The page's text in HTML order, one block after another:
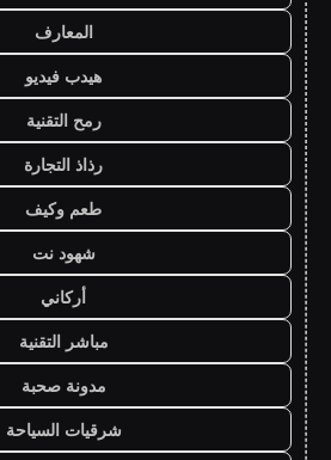
المعارف
هيدب فيديو
رمح التقنية
رذاذ التجارة
طعم وكيف
شهود نت
أركاني
مباشر التقنية
مدونة صحبة
شرقيات السياحة